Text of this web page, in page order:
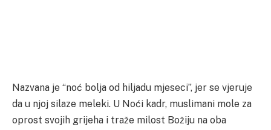
Nazvana je “noć bolja od hiljadu mjeseci”, jer se vjeruje
da u njoj silaze meleki. U Noći kadr, muslimani mole za
oprost svojih grijeha i traže milost Božiju na oba